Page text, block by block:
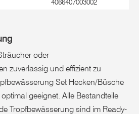
4066407003002
oder
zuverlässig und effizient zu
Set Hecken/Büsche
geeignet. Alle Bestandteile
Tropfbewässerung sind im Ready-